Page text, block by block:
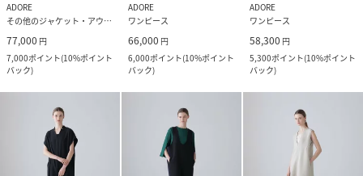
ADORE
その他のジャケット・アウター
77,000 円
7,000ポイント(10%ポイント
バック)
ADORE
ワンピース
66,000 円
6,000ポイント(10%ポイント
バック)
ADORE
ワンピース
58,300 円
5,300ポイント(10%ポイント
バック)